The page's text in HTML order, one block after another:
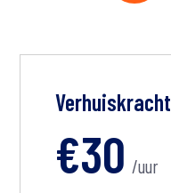
Verhuiskracht
€30 /uur